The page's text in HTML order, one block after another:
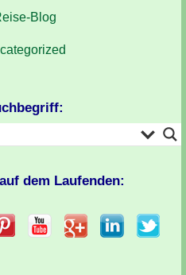
Blog
dem Laufenden: